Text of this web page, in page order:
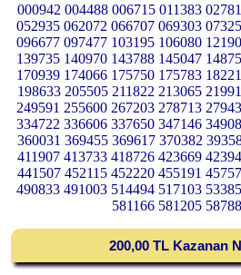
000942 004488 006715 011383
052935 062072 066707 069303
096677 097477 103195 106080
139735 140970 143788 145047
170939 174066 175750 175783
198633 205505 211822 213065
249591 255600 267203 278713
334722 336606 337650 347146
360031 369455 369617 370382
411907 413733 418726 423669
441507 452115 452220 455191
490833 491003 514494 517103
581166 581205
200,00 TL Kazanan